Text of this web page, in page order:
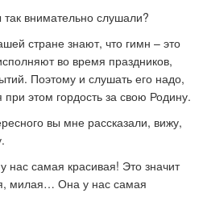
внимательно слушали?
стране знают, что гимн – это
во время праздников,
Поэтому и слушать его надо,
этом гордость за свою Родину.
вы мне рассказали, вижу,
нас самая красивая! Это значит
милая… Она у нас самая